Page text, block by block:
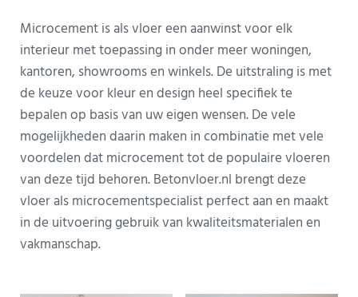
Microcement is als vloer een aanwinst voor elk
interieur met toepassing in onder meer woningen,
kantoren, showrooms en winkels. De uitstraling is met
de keuze voor kleur en design heel specifiek te
bepalen op basis van uw eigen wensen. De vele
mogelijkheden daarin maken in combinatie met vele
voordelen dat microcement tot de populaire vloeren
van deze tijd behoren. Betonvloer.nl brengt deze
vloer als microcementspecialist perfect aan en maakt
in de uitvoering gebruik van kwaliteitsmaterialen en
vakmanschap.